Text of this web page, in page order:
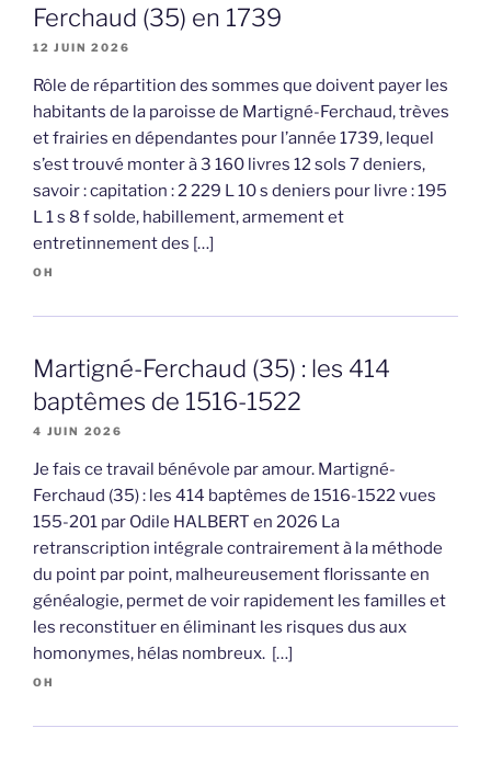
Ferchaud (35) en 1739
12 JUIN 2026
Rôle de répartition des sommes que doivent payer les
habitants de la paroisse de Martigné-Ferchaud, trèves
et frairies en dépendantes pour l’année 1739, lequel
s’est trouvé monter à 3 160 livres 12 sols 7 deniers,
savoir : capitation : 2 229 L 10 s deniers pour livre : 195
L 1 s 8 f solde, habillement, armement et
entretinnement des […]
OH
Martigné-Ferchaud (35) : les 414
baptêmes de 1516-1522
4 JUIN 2026
Je fais ce travail bénévole par amour. Martigné-
Ferchaud (35) : les 414 baptêmes de 1516-1522 vues
155-201 par Odile HALBERT en 2026 La
retranscription intégrale contrairement à la méthode
du point par point, malheureusement florissante en
généalogie, permet de voir rapidement les familles et
les reconstituer en éliminant les risques dus aux
homonymes, hélas nombreux. […]
OH